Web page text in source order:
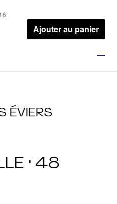
Ajouter au panier
ÉVIERS
· 48